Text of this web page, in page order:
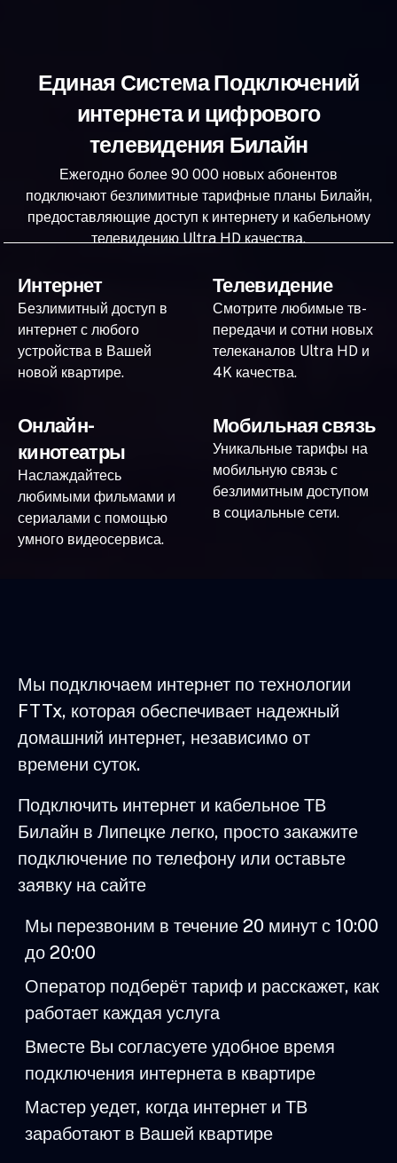
Единая Система Подключений
интернета и цифрового
телевидения Билайн
Ежегодно более 90 000 новых абонентов
подключают безлимитные тарифные планы Билайн,
предоставляющие доступ к интернету и кабельному
телевидению Ultra HD качества.
Интернет
Безлимитный доступ в
интернет с любого
устройства в Вашей
новой квартире.
Телевидение
Смотрите любимые тв-
передачи и сотни новых
телеканалов Ultra HD и
4K качества.
Онлайн-
кинотеатры
Наслаждайтесь
любимыми фильмами и
сериалами с помощью
умного видеосервиса.
Мобильная связь
Уникальные тарифы на
мобильную связь с
безлимитным доступом
в социальные сети.
Мы подключаем интернет по технологии
FTTx, которая обеспечивает надежный
домашний интернет, независимо от
времени суток.
Подключить интернет и кабельное ТВ
Билайн в Липецке легко, просто закажите
подключение по телефону или оставьте
заявку на сайте
Мы перезвоним в течение 20 минут с 10:00
до 20:00
Оператор подберёт тариф и расскажет, как
работает каждая услуга
Вместе Вы согласуете удобное время
подключения интернета в квартире
Мастер уедет, когда интернет и ТВ
заработают в Вашей квартире